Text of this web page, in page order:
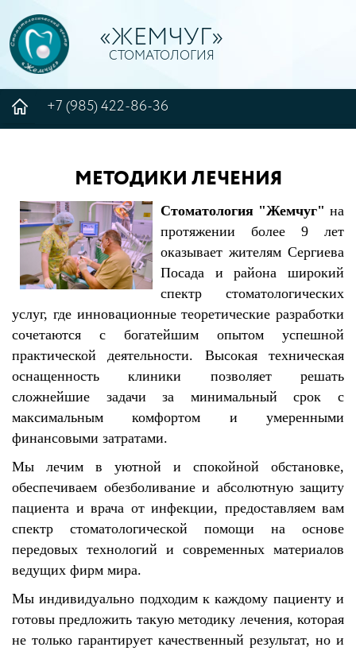
«ЖЕМЧУГ»
СТОМАТОЛОГИЯ
+7 (985) 422-86-36
МЕТОДИКИ ЛЕЧЕНИЯ
Стоматология "Жемчуг" на
протяжении более 9 лет
оказывает жителям Сергиева
Посада и района широкий
спектр стоматологических
услуг, где инновационные теоретические разработки
сочетаются с богатейшим опытом успешной
практической деятельности. Высокая техническая
оснащенность клиники позволяет решать
сложнейшие задачи за минимальный срок с
максимальным комфортом и умеренными
финансовыми затратами.
Мы лечим в уютной и спокойной обстановке,
обеспечиваем обезболивание и абсолютную защиту
пациента и врача от инфекции, предоставляем вам
спектр стоматологической помощи на основе
передовых технологий и современных материалов
ведущих фирм мира.
Мы индивидуально подходим к каждому пациенту и
готовы предложить такую методику лечения, которая
не только гарантирует качественный результат, но и